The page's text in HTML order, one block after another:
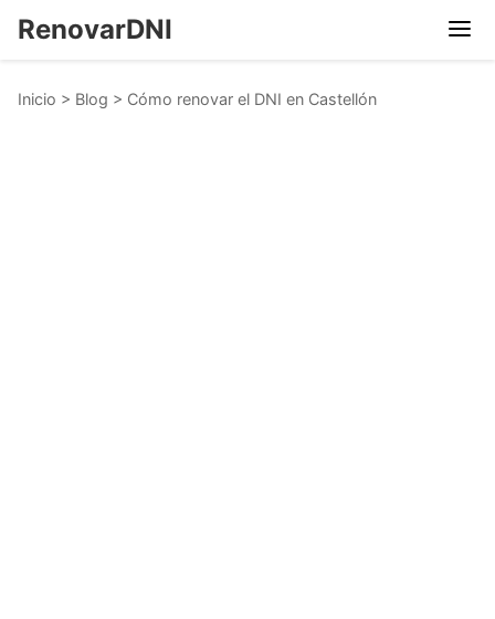
RenovarDNI
Inicio > Blog > Cómo renovar el DNI en Castellón